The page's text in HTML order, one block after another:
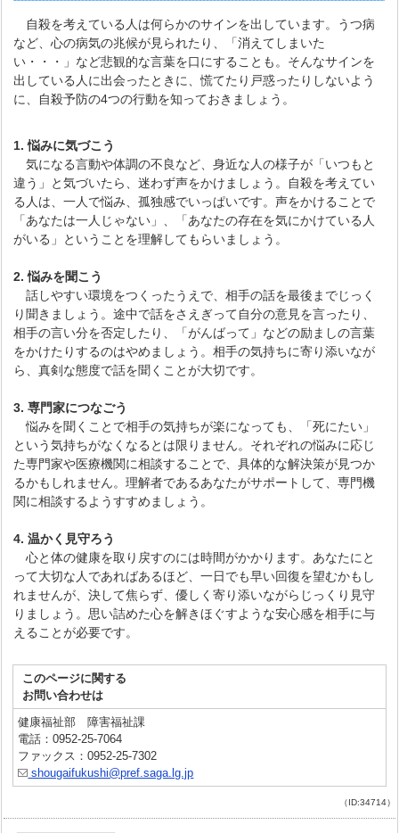
自殺を考えている人は何らかのサインを出しています。うつ病
など、心の病気の兆候が見られたり、「消えてしまいた
い・・・」など悲観的な言葉を口にすることも。そんなサインを
出している人に出会ったときに、慌てたり戸惑ったりしないよう
に、自殺予防の4つの行動を知っておきましょう。
1. 悩みに気づこう
気になる言動や体調の不良など、身近な人の様子が「いつもと
違う」と気づいたら、迷わず声をかけましょう。自殺を考えてい
る人は、一人で悩み、孤独感でいっぱいです。声をかけることで
「あなたは一人じゃない」、「あなたの存在を気にかけている人
がいる」ということを理解してもらいましょう。
2. 悩みを聞こう
話しやすい環境をつくったうえで、相手の話を最後までじっく
り聞きましょう。途中で話をさえぎって自分の意見を言ったり、
相手の言い分を否定したり、「がんばって」などの励ましの言葉
をかけたりするのはやめましょう。相手の気持ちに寄り添いなが
ら、真剣な態度で話を聞くことが大切です。
3. 専門家につなごう
悩みを聞くことで相手の気持ちが楽になっても、「死にたい」
という気持ちがなくなるとは限りません。それぞれの悩みに応じ
た専門家や医療機関に相談することで、具体的な解決策が見つか
るかもしれません。理解者であるあなたがサポートして、専門機
関に相談するようすすめましょう。
4. 温かく見守ろう
心と体の健康を取り戻すのには時間がかかります。あなたにと
って大切な人であればあるほど、一日でも早い回復を望むかもし
れませんが、決して焦らず、優しく寄り添いながらじっくり見守
りましょう。思い詰めた心を解きほぐすような安心感を相手に与
えることが必要です。
このページに関する
お問い合わせは
健康福祉部 障害福祉課
電話：0952-25-7064
ファックス：0952-25-7302
shougaifukushi@pref.saga.lg.jp
（ID:34714）